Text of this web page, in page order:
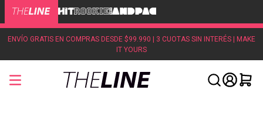
ENVÍO GRATIS EN COMPRAS DESDE $99.990 | 3 CUOTAS SIN INTERÉS | MAKE
IT YOURS